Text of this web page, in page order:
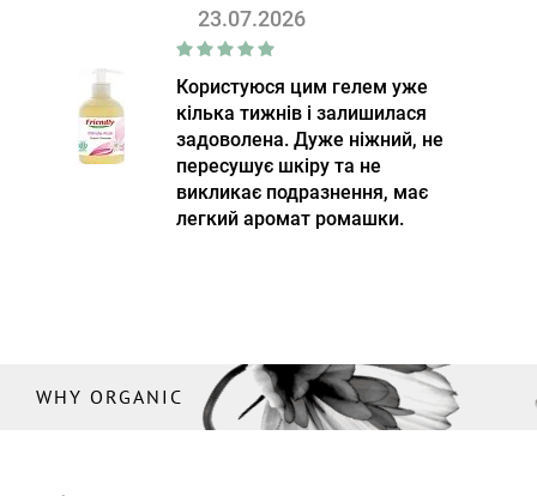
23.07.2026
Користуюся цим гелем уже
кілька тижнів і залишилася
задоволена. Дуже ніжний, не
пересушує шкіру та не
викликає подразнення, має
легкий аромат ромашки.
WHY ORGANIC